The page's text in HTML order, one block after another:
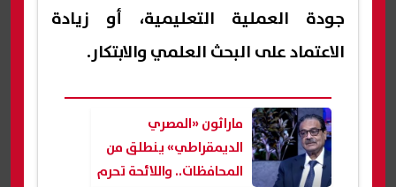
جودة العملية التعليمية، أو زيادة
الاعتماد على البحث العلمي والابتكار.
ماراثون «المصري
الديمقراطي» ينطلق من
المحافظات.. واللائحة تحرم